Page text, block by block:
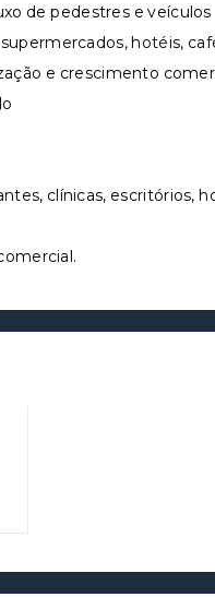
de pedestres e veículos
hotéis,
e crescimento
clínicas,